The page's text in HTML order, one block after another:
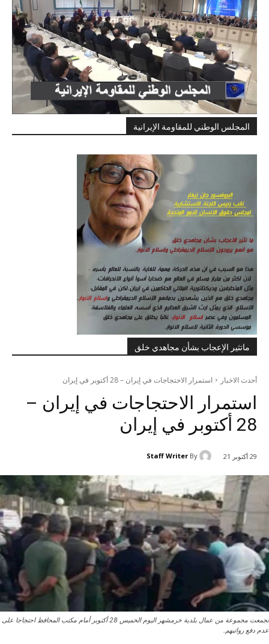
المجلس الوطني للمقاومة الإيرانية
ماتثير الإعجاب بشأن مجاهدي خلق
أحدث الاخبار استمرار الاحتجاجات في إيران – 28 أكتوبر في إيران
استمرار الاحتجاجات في إيران –
28 أكتوبر في إيران
29 أكتوبر 21 By
Staff Writer
تجمعت مجموعة من عمال بلدية خرمشهر اليوم الخميس 28 أكتوبر أمام مكتب المحافظ احتجاجا على
عدم دفع رواتبهم.